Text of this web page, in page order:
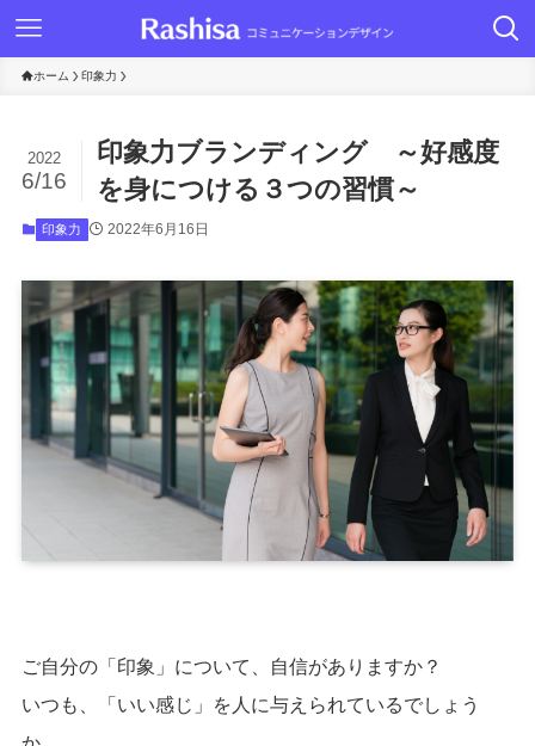
ホーム 印象力
印象力ブランディング ～好感度
を身につける３つの習慣～
2022
6/16
印象力 2022年6月16日
ご自分の「印象」について、自信がありますか？
いつも、「いい感じ」を人に与えられているでしょう